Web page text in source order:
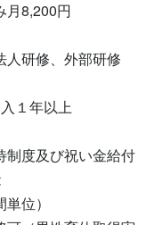
月8,200円
人研修、外部研修
１年以上
制度及び祝い金給付
位）